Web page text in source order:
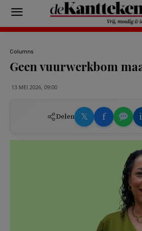
Columns
Geen vuurwerkbom
13 MEI 2026, 09:00
Delen 𝕏 f